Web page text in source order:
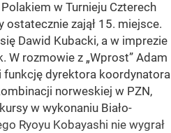
w Turnieju Czterech
ostatecznie zajął 15. miejsce.
Dawid Kubacki, a w imprezie
W rozmowie z „Wprost” Adam
funkcję dyrektora koordynatora
norweskiej w PZN,
w wykonaniu Biało-
Ryoyu Kobayashi nie wygrał